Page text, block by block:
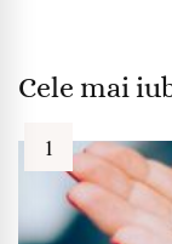
Cele mai